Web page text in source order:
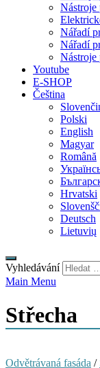
Nástroje
Nářadí
Nářadí
Nástroje
Youtube
E-SHOP
Čeština
Polski
English
Magyar
Română
Hrvatski
Deutsch
Lietuvių
Vyhledávání
Main Menu
Střecha
Odvětrávaná fasáda /